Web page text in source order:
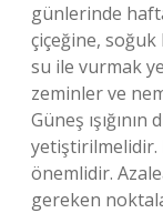
günlerinde
çiçeğine,
su ile vurmak
zeminler ve
Güneş
yetiştirilmelidir.
önemlidir.
gereken